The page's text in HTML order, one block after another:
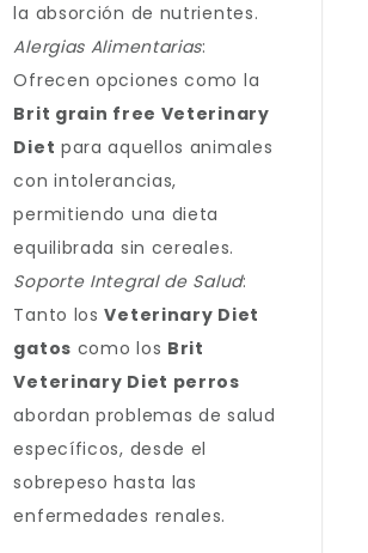
la absorción de nutrientes.
Alergias Alimentarias:
Ofrecen opciones como la
Brit grain free Veterinary
Diet para aquellos animales
con intolerancias,
permitiendo una dieta
equilibrada sin cereales.
Soporte Integral de Salud:
Tanto losVeterinary Diet
gatos como los Brit
Veterinary Diet perros
abordan problemas de salud
específicos, desde el
sobrepeso hasta las
enfermedades renales.